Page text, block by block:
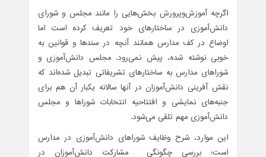
اگرچه آموزش‌وپرورش بخش‌هایی را مانند مجلس و شورای
دانش‌آموزی در ساختارهای خود تعریف کرده است اما
اوضاع در کف مدارس همانند آنچه در سندها و قوانین به
خوبی نوشته شده، پیش نمی‌رود. مجلس دانش‌آموزی و
شوراهای مدارس به ساختارهای تشریفاتی تبدیل شده‌اند که
نقش آفرینی دانش‌آموزان در آنها سالانه یکبار آن هم برای
جنبه‌های نمایشی و افتتاحیه انتخابات شوراها و مجلس
دانش‌آموزی مهم تلقی می‌شود.
این موارد، شرح وظایف شوراهای دانش‌آموزی در مدارس
است: بررسی چگونگی مشارکت دانش‌آموزان در